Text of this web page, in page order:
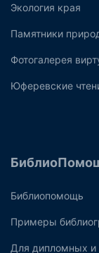
Экология края
Памятники
Фотогалерея
Юферевские
Библиопомощь
Примеры
Для дипломных и